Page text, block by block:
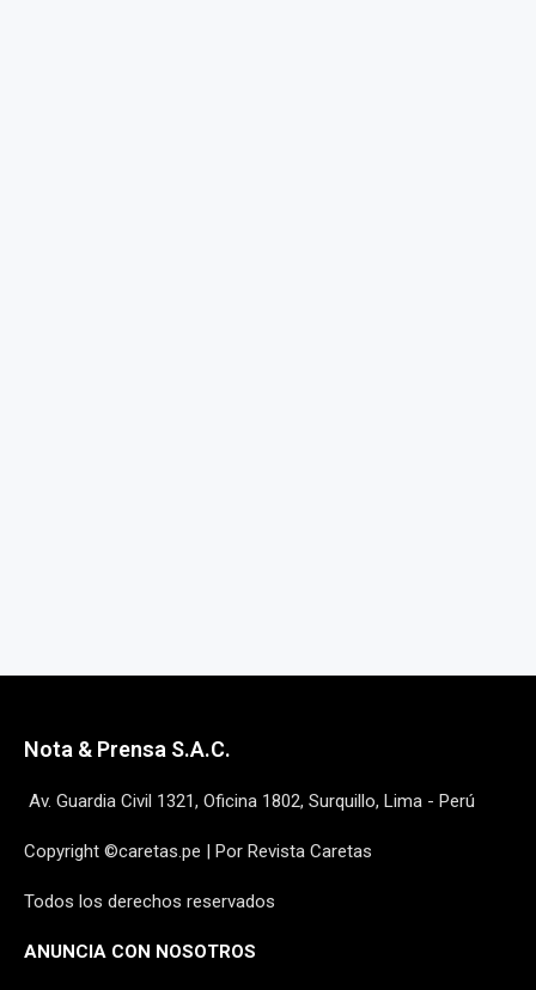
Nota & Prensa S.A.C.
Av. Guardia Civil 1321, Oficina 1802, Surquillo, Lima - Perú
Copyright ©caretas.pe | Por Revista Caretas
Todos los derechos reservados
ANUNCIA CON NOSOTROS